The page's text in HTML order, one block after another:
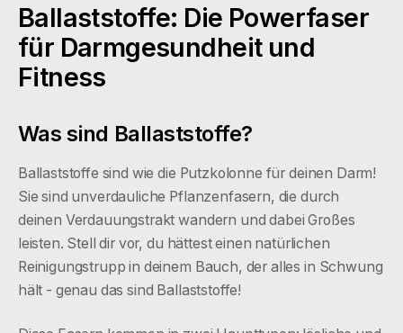
Ballaststoffe: Die Powerfaser
für Darmgesundheit und
Fitness
Was sind Ballaststoffe?
Ballaststoffe sind wie die Putzkolonne für deinen Darm!
Sie sind unverdauliche Pflanzenfasern, die durch
deinen Verdauungstrakt wandern und dabei Großes
leisten. Stell dir vor, du hättest einen natürlichen
Reinigungstrupp in deinem Bauch, der alles in Schwung
hält - genau das sind Ballaststoffe!